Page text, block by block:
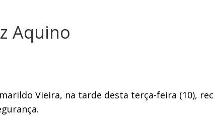
Aquino
Vieira, na tarde desta terça-feira (10),